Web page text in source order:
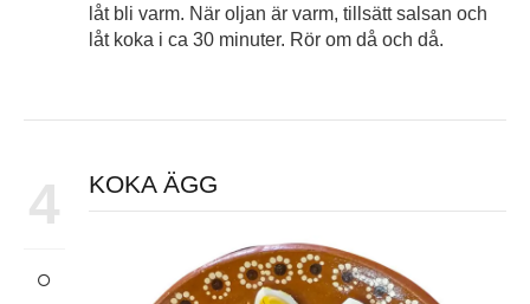
låt bli varm. När oljan är varm, tillsätt salsan och
låt koka i ca 30 minuter. Rör om då och då.
4 KOKA ÄGG